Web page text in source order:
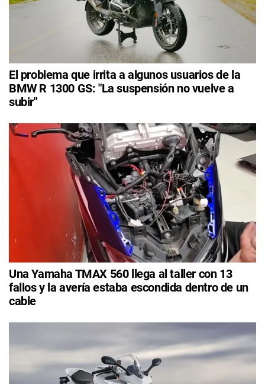
El problema que irrita a algunos usuarios de la
BMW R 1300 GS: "La suspensión no vuelve a
subir"
Una Yamaha TMAX 560 llega al taller con 13
fallos y la avería estaba escondida dentro de un
cable